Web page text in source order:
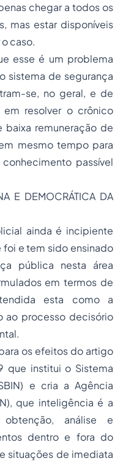
chegar a todos os
mas estar disponíveis
caso.
esse é um problema
sistema de segurança
se, no geral, e de
resolver o crônico
remuneração de
mesmo tempo para
passível
E DEMOCRÁTICA DA
ainda é incipiente
foi e tem sido ensinado
pública nesta área
em termos de
esta como a
ao processo decisório
os efeitos do artigo
que institui o Sistema
e cria a Agência
que inteligência é a
análise e
dentro e fora do
situações de imediata